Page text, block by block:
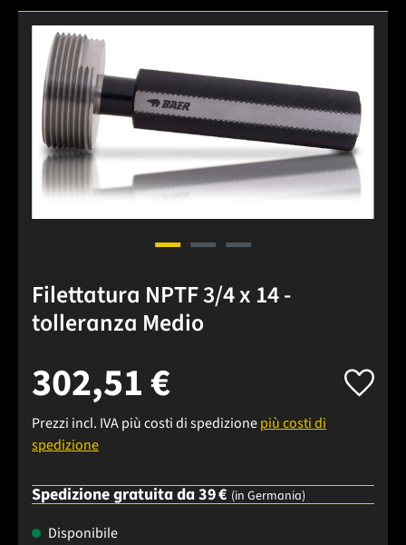
Salta la galleria di immagini
Filettatura NPTF 3/4 x 14 -
tolleranza Medio
302,51 €
Prezzi incl. IVA più costi di spedizionepiù costi di
spedizione
Spedizione gratuita da 39 € (in Germania)
Disponibile